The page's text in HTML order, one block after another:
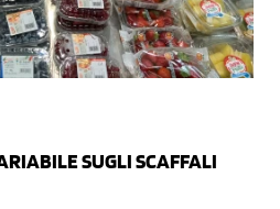
SUGLI SCAFFALI